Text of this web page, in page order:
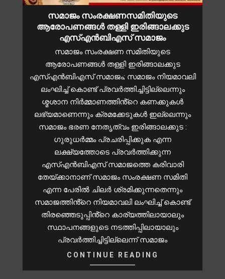
സമാജം സംരക്ഷണസമിതിയുടെ
ആരോപണങ്ങൾ തള്ളി ഇരിങ്ങാലക്കുട
എസ്എൻബിഎസ് സമാജം
സമാജം സംരക്ഷണ സമിതിയുടെ
ആരോപണങ്ങൾ തള്ളി ഇരിങ്ങാലക്കുട
എസ്എൻബിഎസ് സമാജം; സമാജം നിയമാവലി
ലംഘിച്ച് കൊണ്ട് പ്രവർത്തിച്ചിട്ടില്ലെന്നും
ശ്മശാന നിർമ്മാണത്തിൻ്റെ കണക്കുകൾ
ലഭ്യമാണെന്നും ക്രമക്കേടുകൾ ഇല്ലെന്നും
സമാജം ഭരണ നേതൃത്വം ഇരിങ്ങാലക്കുട :
ഗുരുധർമ്മം പ്രചരിപ്പിക്കുക എന്ന
ലക്ഷ്യത്തോടെ പ്രവർത്തിക്കുന്ന
എസ്എൻബിഎസ് സമാജത്തെ കരിവാരി
തേയ്ക്കാനാണ് സമാജം സംരക്ഷണ സമിതി
എന്ന പേരിൽ ചിലർ ശ്രമിക്കുന്നതെന്നും
സമാജത്തിൻ്റെ നിയമാവലി ലംഘിച്ച് കൊണ്ട്
തിരഞ്ഞെടുപ്പിൻ്റെ കാര്യത്തിലായാലും
സ്ഥാപനങ്ങളുടെ നടത്തിപ്പിലായാലും
പ്രവർത്തിച്ചിട്ടില്ലെന്ന് സമാജം
CONTINUE READING